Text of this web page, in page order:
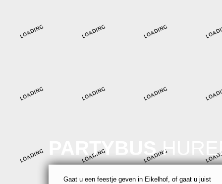
PARTYBUS
Gaat u een feestje geven in Eikelhof, of gaat u juist